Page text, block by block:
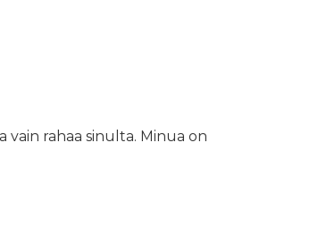
vain rahaa sinulta. Minua on